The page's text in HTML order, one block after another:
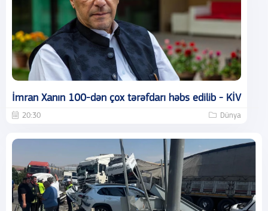
İmran Xanın 100-dən çox tərəfdarı həbs edilib - KİV
20:30 Dünya